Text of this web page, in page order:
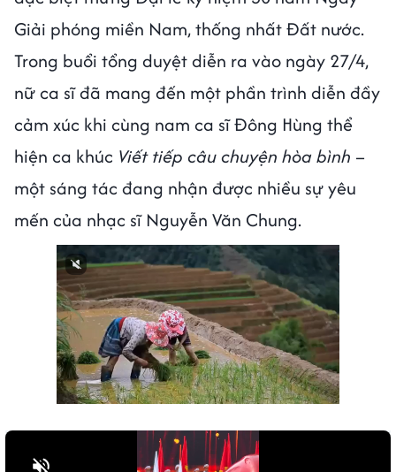
Giải phóng miền Nam, thống nhất Đất nước.
Trong buổi tổng duyệt diễn ra vào ngày 27/4,
nữ ca sĩ đã mang đến một phần trình diễn đầy
cảm xúc khi cùng nam ca sĩ Đông Hùng thể
hiện ca khúc Viết tiếp câu chuyện hòa bình –
một sáng tác đang nhận được nhiều sự yêu
mến của nhạc sĩ Nguyễn Văn Chung.